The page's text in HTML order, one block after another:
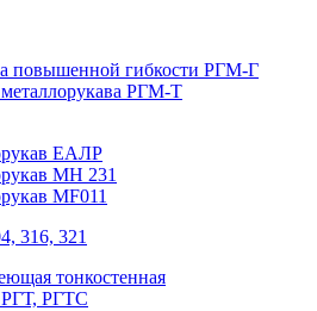
повышенной гибкости РГМ-Г
РГМ-Т
ЕАЛР
МН 231
MF011
316, 321
тонкостенная
РГТС